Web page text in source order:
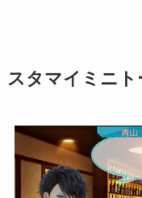
スタマイミニト